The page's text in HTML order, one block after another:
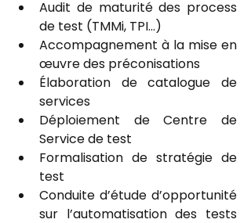
Audit de maturité des process
de test (TMMi, TPI...)
Accompagnement à la mise en
œuvre des préconisations
Élaboration de catalogue de
services
Déploiement de Centre de
Service de test
Formalisation de stratégie de
test
Conduite d’étude d’opportunité
sur l’automatisation des tests